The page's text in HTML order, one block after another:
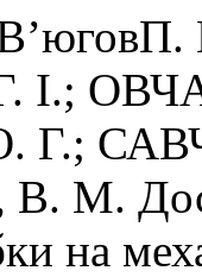
І.;
Г.;
на